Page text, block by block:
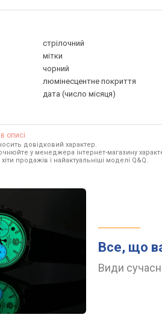
стрілочний
мітки
чорний
люмінесцентне покриття
дата (число місяця)
описі
довідковий характер.
у менеджера інтернет-магазину
продажів і найактуальніші моделі Q&Q.
Все, що
Види